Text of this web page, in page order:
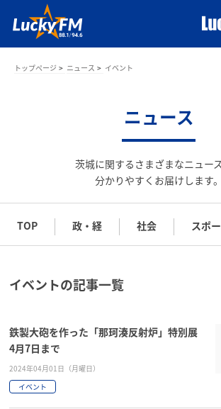
トップページ ニュース イベント
ニュース
茨城に関するさまざまなニュース
分かりやすくお届けします。
TOP 政・経 社会 スポ
イベントの記事一覧
鉄製大砲を作った「那珂湊反射炉」特別展
4月7日まで
2024年04月01日（月曜日）
イベント